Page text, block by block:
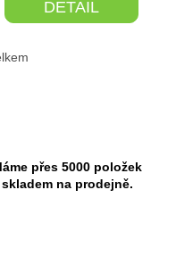
DETAIL
přes 5000 položek
skladem na prodejně.